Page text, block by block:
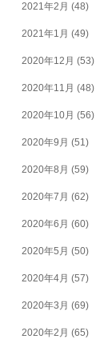
2021年2月 (48)
2021年1月 (49)
2020年12月 (53)
2020年11月 (48)
2020年10月 (56)
2020年9月 (51)
2020年8月 (59)
2020年7月 (62)
2020年6月 (60)
2020年5月 (50)
2020年4月 (57)
2020年3月 (69)
2020年2月 (65)